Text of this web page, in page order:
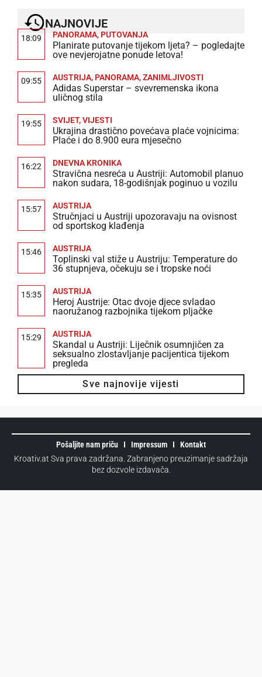
NAJNOVIJE
18:09 PANORAMA, PUTOVANJA
Planirate putovanje tijekom ljeta? – pogledajte
ove nevjerojatne ponude letova!
09:55 AUSTRIJA, PANORAMA,ZANIMLJIVOSTI
Adidas Superstar – svevremenska ikona
uličnog stila
19:55 SVIJET,VIJESTI
Ukrajina drastično povećava plaće vojnicima:
Plaće i do 8.900 eura mjesečno
16:22 DNEVNA KRONIKA
Stravična nesreća u Austriji: Automobil planuo
nakon sudara, 18-godišnjak poginuo u vozilu
15:57 AUSTRIJA
Stručnjaci u Austriji upozoravaju na ovisnost
od sportskog klađenja
15:46 AUSTRIJA
Toplinski val stiže u Austriju: Temperature do
36 stupnjeva, očekuju se i tropske noći
15:35 AUSTRIJA
Heroj Austrije: Otac dvoje djece svladao
naoružanog razbojnika tijekom pljačke
15:29 AUSTRIJA
Skandal u Austriji: Liječnik osumnjičen za
seksualno zlostavljanje pacijentica tijekom
pregleda
Sve najnovije vijesti
Pošaljite nam priču Impressum
Kontakt
Kroativ.at Sva prava zadržana. Zabranjeno preuzimanje sadržaja
bez dozvole izdavača.